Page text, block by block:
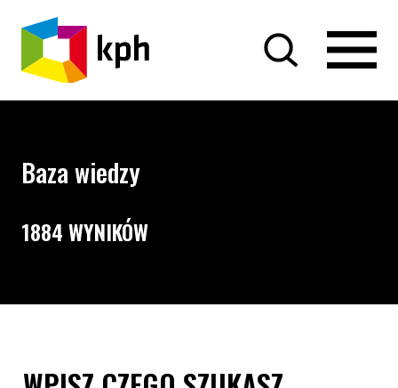
PRZEJDŹ DO TREŚCI
Baza wiedzy
1884 WYNIKÓW
Opcje wyszukiwania i filtrowania treści
Wyszukiwarka